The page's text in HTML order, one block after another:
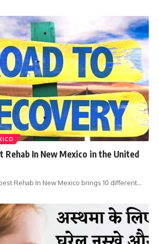
Rehab In New Mexico in the United
Rehab In New Mexico brings 10 different…